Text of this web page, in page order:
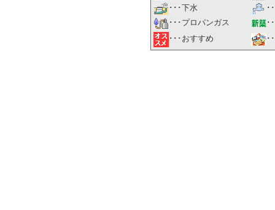
･･･下水
･
･･･プロパンガス
･
･･･おすすめ
･